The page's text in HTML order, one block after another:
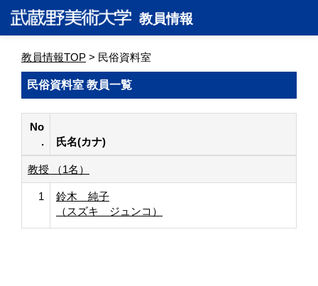
教員情報
教員情報TOP > 民俗資料室
民俗資料室 教員一覧
No
.
氏名(カナ)
教授 （1名）
1
鈴木 純子
（スズキ ジュンコ）